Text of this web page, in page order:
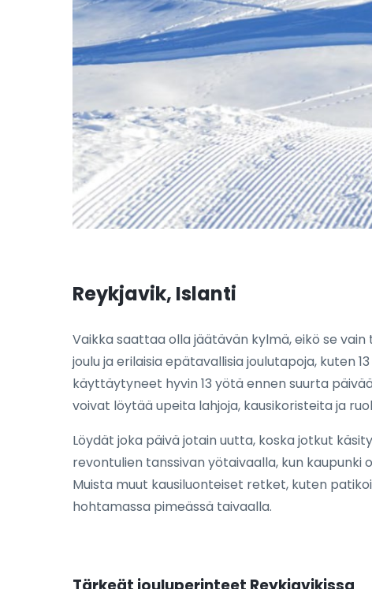
Reykjavik, Islanti
Vaikka saattaa olla jäätävän kylmä, eikö se
joulu ja erilaisia epätavallisia joulutapoja, kuten
käyttäytyneet hyvin 13 yötä ennen suurta
voivat löytää upeita lahjoja, kausikoristeita ja
Löydät joka päivä jotain uutta, koska jotkut
revontulien tanssivan yötaivaalla, kun kaupunki
Muista muut kausiluonteiset retket, kuten
hohtamassa pimeässä taivaalla.